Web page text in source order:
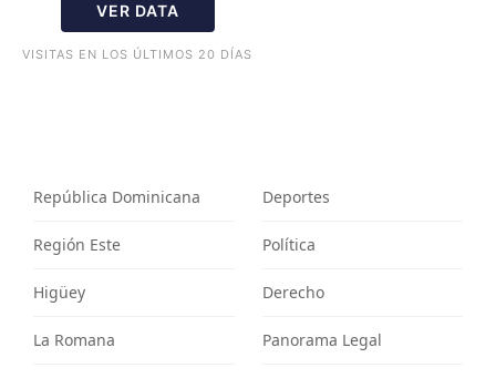
VER DATA
VISITAS EN LOS ÚLTIMOS 20 DÍAS
República Dominicana
Región Este
Higüey
La Romana
Deportes
Política
Derecho
Panorama Legal